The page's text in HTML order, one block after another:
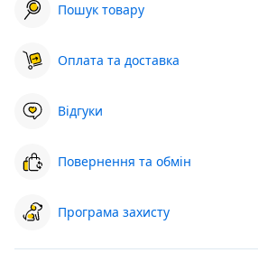
Пошук товару
Оплата та доставка
Відгуки
Повернення та обмін
Програма захисту